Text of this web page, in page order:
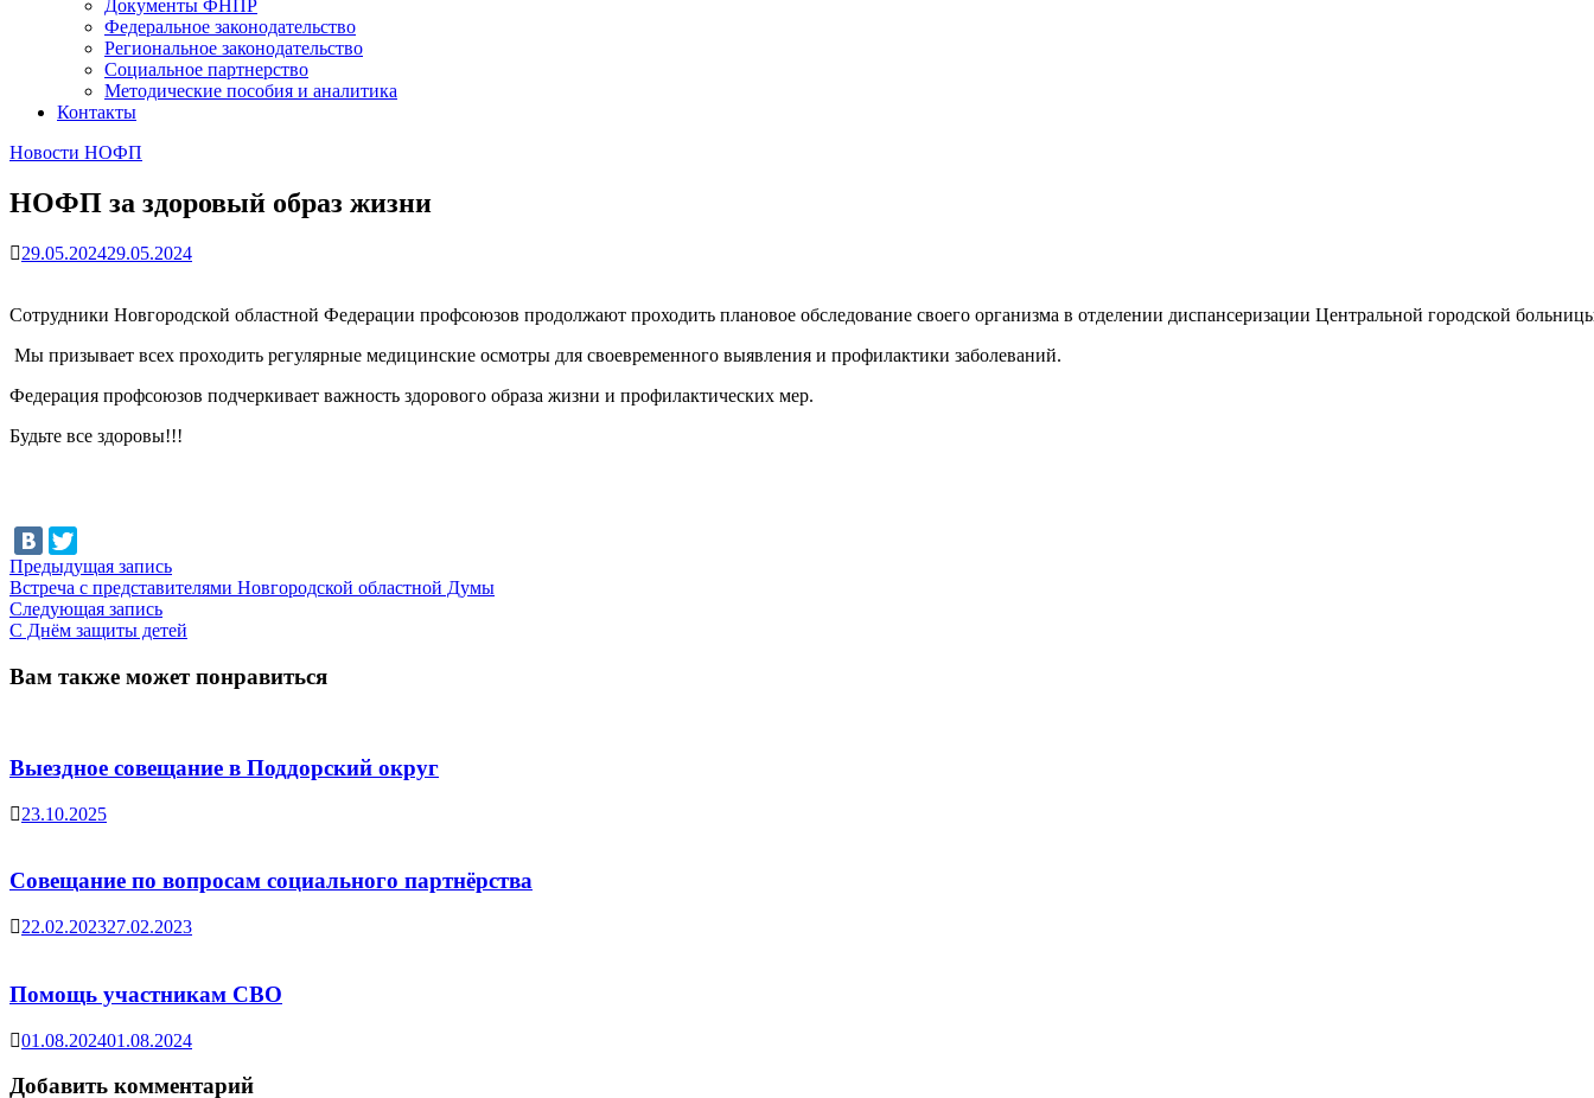
Документы ФНПР
Федеральное законодательство
Региональное законодательство
Социальное партнерство
Методические пособия и аналитика
Контакты
Новости НОФП
НОФП за здоровый образ жизни
29.05.202429.05.2024
Сотрудники Новгородской областной Федерации профсоюзов продолжают проходить плановое обследование своего организма в отделении диспансеризации Центральной городской
Мы призывает всех проходить регулярные медицинские осмотры для своевременного выявления и профилактики заболеваний.
Федерация профсоюзов подчеркивает важность здорового образа жизни и профилактических мер.
Будьте все здоровы!!!
Навигация
по
записям
Предыдущая записьПредыдущая
запись:
Встреча с представителями Новгородской областной Думы
Следующая записьСледующая
запись:
С Днём защиты детей
Вам также может понравиться
Выездное совещание в Поддорский округ
23.10.2025
Совещание по вопросам социального партнёрства
22.02.202327.02.2023
Помощь участникам СВО
01.08.202401.08.2024
Добавить комментарий